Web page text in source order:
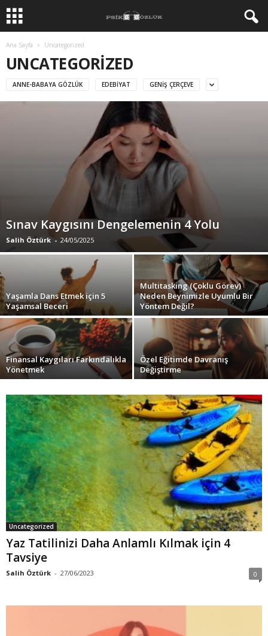
Ana Sayfa Uncategorized
UNCATEGORIZED
ANNE-BABAYA GÖZLÜK EDEBIYAT GENIŞ ÇERÇEVE
Sınav Kaygısını Dengelemenin 4 Yolu
Salih Öztürk - 24/05/2025
Yaşamla Dans Etmek için 5
Yaşamsal Beceri
Multitasking (Çoklu Görev)
Neden Beynimizle Uyumlu Bir
Yöntem Değil?
Finansal Kaygıları Farkındalıkla
Yönetmek
Özel Eğitimde Davranış
Değiştirme
Uncategorized
Yaz Tatilinizi Daha Anlamlı Kılmak için 4
Tavsiye
Salih Öztürk - 27/06/2023 0